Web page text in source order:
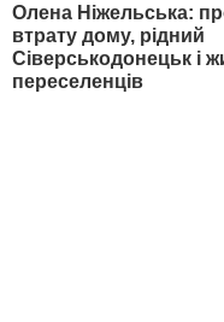
Олена Ніжельська:
втрату дому, рідний
Сіверськодонецьк і
переселенців